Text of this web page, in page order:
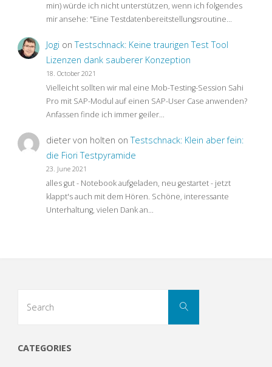
min) würde ich nicht unterstützen, wenn ich folgendes
mir ansehe: "Eine Testdatenbereitstellungsroutine…
Jogi onTestschnack: Keine traurigen Test Tool
Lizenzen dank sauberer Konzeption
18. October 2021
Vielleicht sollten wir mal eine Mob-Testing-Session Sahi
Pro mit SAP-Modul auf einen SAP-User Case anwenden?
Anfassen finde ich immer geiler…
dieter von holten onTestschnack: Klein aber fein:
die Fiori Testpyramide
23. June 2021
alles gut - Notebook aufgeladen, neu gestartet - jetzt
klappt's auch mit dem Hören. Schöne, interessante
Unterhaltung, vielen Dank an…
Search
CATEGORIES